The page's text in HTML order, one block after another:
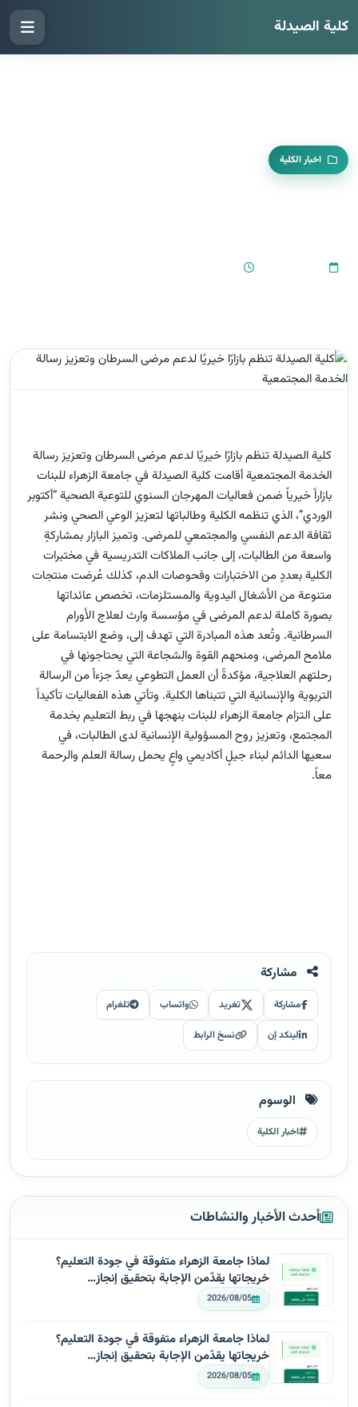
كلية الصيدلة
اخبار الكلية
كلية الصيدلة تنظم بازارًا خيريًا لدعم مرضى السرطان وتعزيز رسالة
الخدمة المجتمعية أقامت كلية الصيدلة في جامعة الزهراء للبنات
بازاراً خيرياً ضمن فعاليات المهرجان السنوي للتوعية الصحية “أكتوبر
الوردي”، الذي تنظمه الكلية وطالباتها لتعزيز الوعي الصحي ونشر
ثقافة الدعم النفسي والمجتمعي للمرضى. وتميز البازار بمشاركةٍ
واسعة من الطالبات، إلى جانب الملاكات التدريسية في مختبرات
الكلية بعددٍ من الاختبارات وفحوصات الدم، كذلك عُرضت منتجات
متنوعة من الأشغال اليدوية والمستلزمات، تخصص عائداتها
بصورة كاملة لدعم المرضى في مؤسسة وارث لعلاج الأورام
السرطانية. وتُعد هذه المبادرة التي تهدف إلى، وضع الابتسامة على
ملامح المرضى، ومنحهم القوة والشجاعة التي يحتاجونها في
رحلتهم العلاجية، مؤكدةً أن العمل التطوعي يعدّ جزءاً من الرسالة
التربوية والإنسانية التي تتبناها الكلية. وتأتي هذه الفعاليات تأكيداً
على التزام جامعة الزهراء للبنات بنهجها في ربط التعليم بخدمة
المجتمع، وتعزيز روح المسؤولية الإنسانية لدى الطالبات، في
سعيها الدائم لبناء جيلٍ أكاديمي واعٍ يحمل رسالة العلم والرحمة
معاً.
مشاركة
مشاركة تغريد واتساب تلغرام
لينكد إن نسخ الرابط
الوسوم
اخبار الكلية
أحدث الأخبار والنشاطات
لماذا جامعة الزهراء متفوقة في جودة التعليم؟
خريجاتها يقدّمن الإجابة بتحقيق إنجاز…
2026/08/05
لماذا جامعة الزهراء متفوقة في جودة التعليم؟
خريجاتها يقدّمن الإجابة بتحقيق إنجاز…
2026/08/05